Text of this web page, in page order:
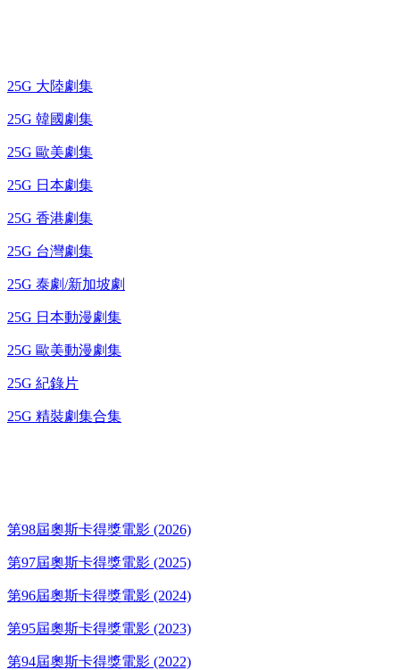
25G 大陸劇集
25G 韓國劇集
25G 歐美劇集
25G 日本劇集
25G 香港劇集
25G 台灣劇集
25G 泰劇/新加坡劇
25G 日本動漫劇集
25G 歐美動漫劇集
25G 紀錄片
25G 精裝劇集合集
第98屆奧斯卡得獎電影 (2026)
第97屆奧斯卡得獎電影 (2025)
第96屆奧斯卡得獎電影 (2024)
第95屆奧斯卡得獎電影 (2023)
第94屆奧斯卡得獎電影 (2022)